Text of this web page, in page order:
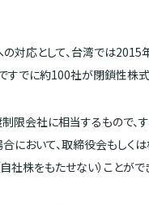
対応として、台湾では
でに約100社が閉鎖性株式
限会社に相当するもので、
合において、取締役会もし
社株をもたせない）ことがで